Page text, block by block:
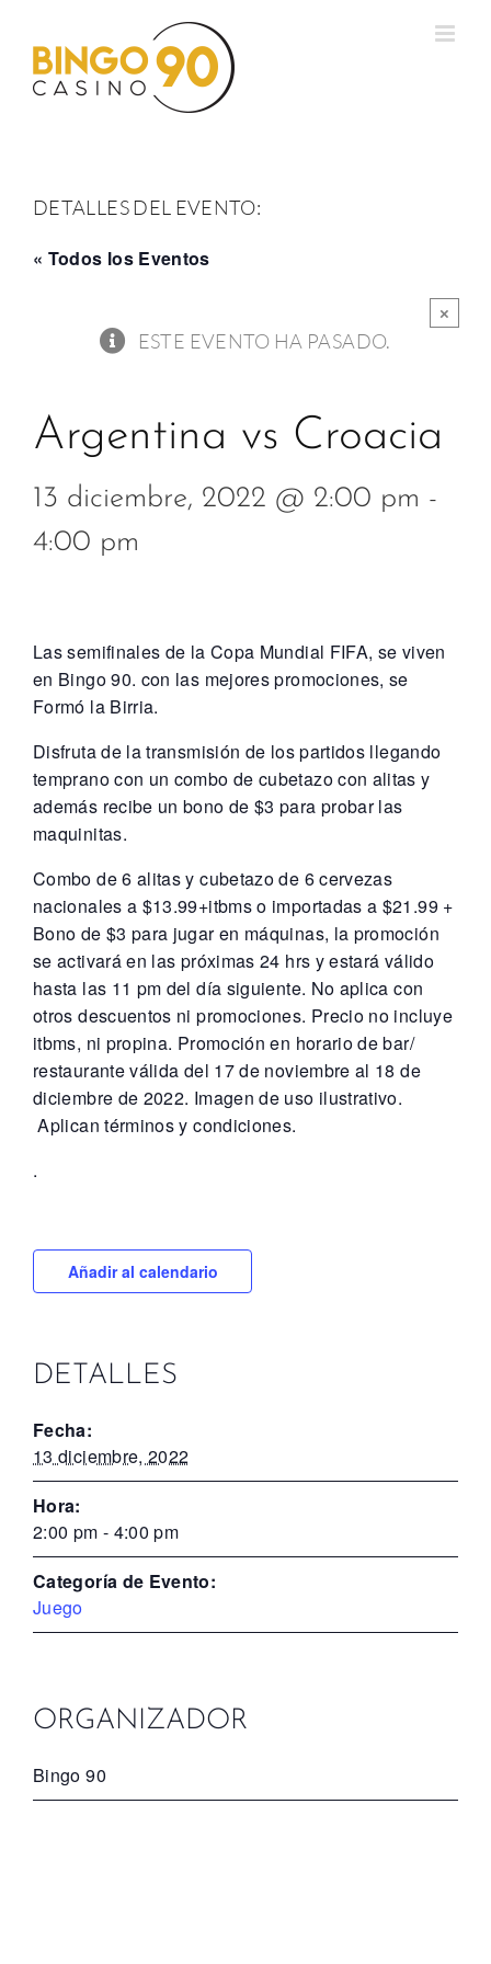
contenido
DETALLES DEL EVENTO:
« Todos los Eventos
×
ESTE EVENTO HA PASADO.
Argentina vs Croacia
13 diciembre, 2022 @ 2:00 pm -
4:00 pm
Las semifinales de la Copa Mundial FIFA, se viven
en Bingo 90. con las mejores promociones, se
Formó la Birria.
Disfruta de la transmisión de los partidos llegando
temprano con un combo de cubetazo con alitas y
además recibe un bono de $3 para probar las
maquinitas.
Combo de 6 alitas y cubetazo de 6 cervezas
nacionales a $13.99+itbms o importadas a $21.99 +
Bono de $3 para jugar en máquinas, la promoción
se activará en las próximas 24 hrs y estará válido
hasta las 11 pm del día siguiente. No aplica con
otros descuentos ni promociones. Precio no incluye
itbms, ni propina. Promoción en horario de bar/
restaurante válida del 17 de noviembre al 18 de
diciembre de 2022. Imagen de uso ilustrativo.
Aplican términos y condiciones.
.
Añadir al calendario
DETALLES
Fecha:
13 diciembre, 2022
Hora:
2:00 pm - 4:00 pm
Categoría de Evento:
Juego
ORGANIZADOR
Bingo 90